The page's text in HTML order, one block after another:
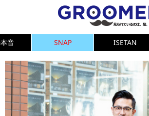
音 SNAP ISETAN